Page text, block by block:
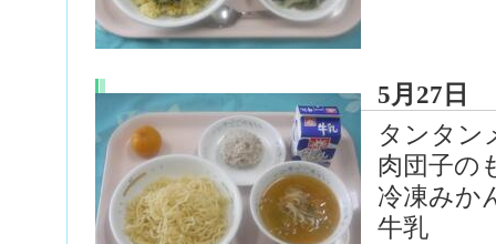
5月27日
タンタン
肉団子の
冷凍みか
牛乳